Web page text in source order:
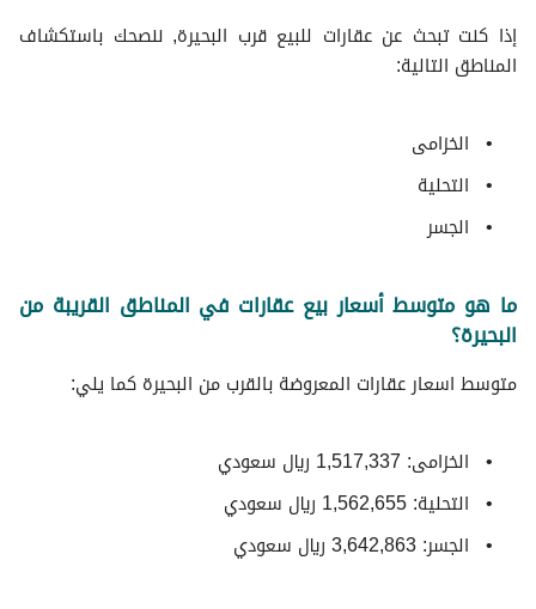
إذا كنت تبحث عن عقارات للبيع قرب البحيرة, ننصحك باستكشاف
المناطق التالية:
الخزامى
التحلية
الجسر
ما هو متوسط أسعار بيع عقارات في المناطق القريبة من
البحيرة؟
متوسط ​​اسعار عقارات المعروضة بالقرب من البحيرة كما يلي:
الخزامى: 1,517,337 ريال سعودي
التحلية: 1,562,655 ريال سعودي
الجسر: 3,642,863 ريال سعودي